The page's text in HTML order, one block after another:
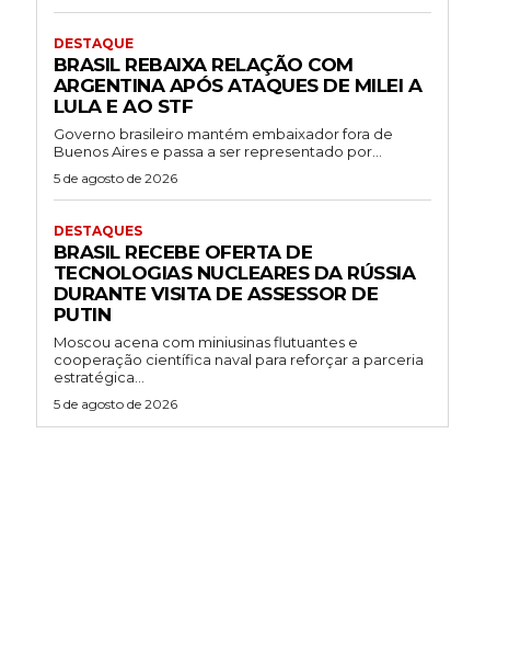
DESTAQUE
BRASIL REBAIXA RELAÇÃO COM
ARGENTINA APÓS ATAQUES DE MILEI A
LULA E AO STF
Governo brasileiro mantém embaixador fora de
Buenos Aires e passa a ser representado por...
5 de agosto de 2026
DESTAQUES
BRASIL RECEBE OFERTA DE
TECNOLOGIAS NUCLEARES DA RÚSSIA
DURANTE VISITA DE ASSESSOR DE
PUTIN
Moscou acena com miniusinas flutuantes e
cooperação científica naval para reforçar a parceria
estratégica...
5 de agosto de 2026